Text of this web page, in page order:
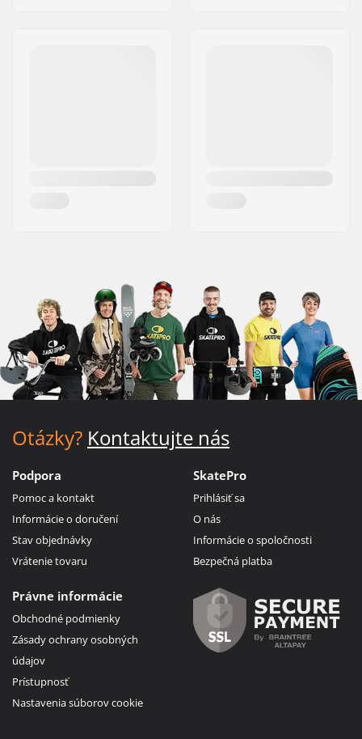
Otázky? Kontaktujte nás
Podpora
Pomoc a kontakt
Informácie o doručení
Stav objednávky
Vrátenie tovaru
SkatePro
Prihlásiť sa
O nás
Informácie o spoločnosti
Bezpečná platba
Právne informácie
Obchodné podmienky
Zásady ochrany osobných
údajov
Prístupnosť
Nastavenia súborov cookie